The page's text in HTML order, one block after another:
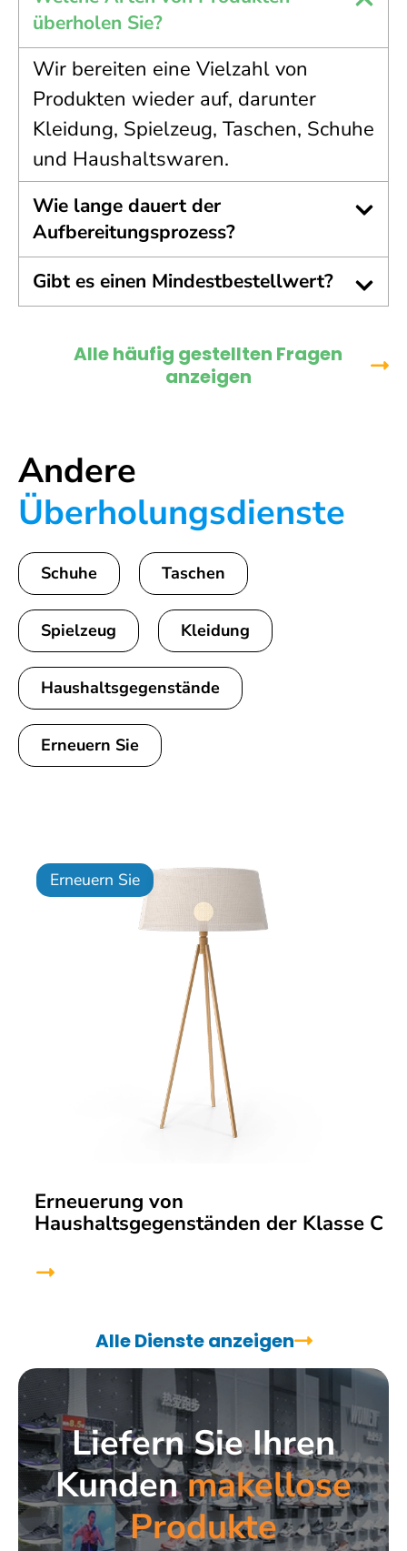
überholen Sie?
Wir bereiten eine Vielzahl von
Produkten wieder auf, darunter
Kleidung, Spielzeug, Taschen, Schuhe
und Haushaltswaren.
Wie lange dauert der
Aufbereitungsprozess?
Gibt es einen Mindestbestellwert?
Alle häufig gestellten Fragen
anzeigen
Andere
Überholungsdienste
Schuhe Taschen
Spielzeug Kleidung
Haushaltsgegenstände
Erneuern Sie
Erneuern Sie
Erneuerung von
Haushaltsgegenständen der Klasse C
Alle Dienste anzeigen
Liefern Sie Ihren
Kundenmakellose
Produkte